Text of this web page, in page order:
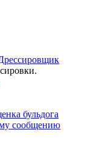
бульдога
сообщению